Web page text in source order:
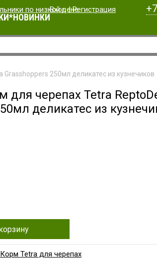
Вход|Регистрация
250мл деликатес из кузнечиков
для черепах Tetra
деликатес из
Корм Tetra для черепах